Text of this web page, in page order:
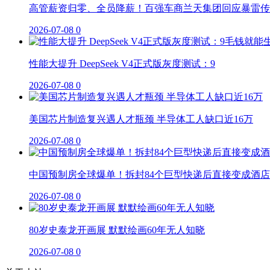
高管薪资归零、全员降薪！百强车商兰天集团回应暴雷
2026-07-08 0
性能大提升 DeepSeek V4正式版灰度测试：9
2026-07-08 0
美国芯片制造复兴遇人才瓶颈 半导体工人缺口近16万
2026-07-08 0
中国预制房全球爆单！拆封84个巨型快递后直接变成酒店
2026-07-08 0
80岁史泰龙开画展 默默绘画60年无人知晓
2026-07-08 0